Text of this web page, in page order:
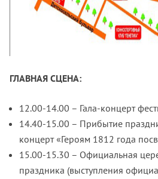
ГЛАВНАЯ СЦЕНА:
12.00-14.00 – Гала-концерт
14.40-15.00 – Прибытие
концерт «Героям 1812 года
15.00-15.30 – Официальная
праздника (выступления